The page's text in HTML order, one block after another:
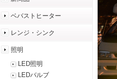
ベバストヒーター
レンジ・シンク
照明
LED照明
LEDバルブ